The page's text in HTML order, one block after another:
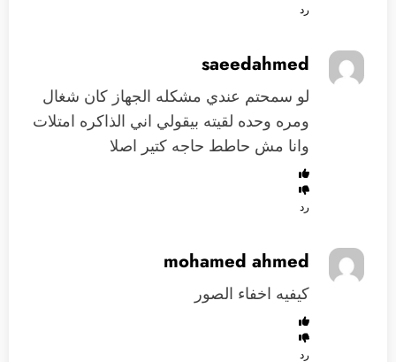
رد
saeedahmed
لو سمحتم عندي مشكله الجهاز كان شغال
ومره وحده لقيته بيقولي اني الذاكره امتلات
وانا مش حاطط حاجه كتير اصلا
رد
mohamed ahmed
كيفيه اخفاء الصور
رد